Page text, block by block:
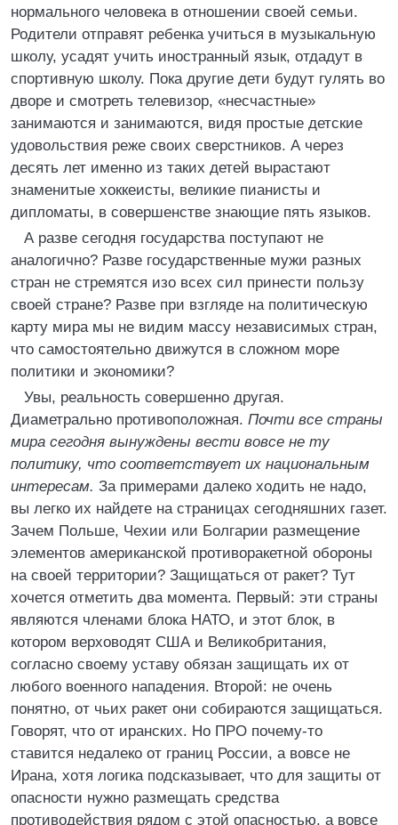
нормального человека в отношении своей семьи.
Родители отправят ребенка учиться в музыкальную
школу, усадят учить иностранный язык, отдадут в
спортивную школу. Пока другие дети будут гулять во
дворе и смотреть телевизор, «несчастные»
занимаются и занимаются, видя простые детские
удовольствия реже своих сверстников. А через
десять лет именно из таких детей вырастают
знаменитые хоккеисты, великие пианисты и
дипломаты, в совершенстве знающие пять языков.
А разве сегодня государства поступают не
аналогично? Разве государственные мужи разных
стран не стремятся изо всех сил принести пользу
своей стране? Разве при взгляде на политическую
карту мира мы не видим массу независимых стран,
что самостоятельно движутся в сложном море
политики и экономики?
Увы, реальность совершенно другая.
Диаметрально противоположная. Почти все страны
мира сегодня вынуждены вести вовсе не ту
политику, что соответствует их национальным
интересам. За примерами далеко ходить не надо,
вы легко их найдете на страницах сегодняшних газет.
Зачем Польше, Чехии или Болгарии размещение
элементов американской противоракетной обороны
на своей территории? Защищаться от ракет? Тут
хочется отметить два момента. Первый: эти страны
являются членами блока НАТО, и этот блок, в
котором верховодят США и Великобритания,
согласно своему уставу обязан защищать их от
любого военного нападения. Второй: не очень
понятно, от чьих ракет они собираются защищаться.
Говорят, что от иранских. Но ПРО почему-то
ставится недалеко от границ России, а вовсе не
Ирана, хотя логика подсказывает, что для защиты от
опасности нужно размещать средства
противодействия рядом с этой опасностью, а вовсе